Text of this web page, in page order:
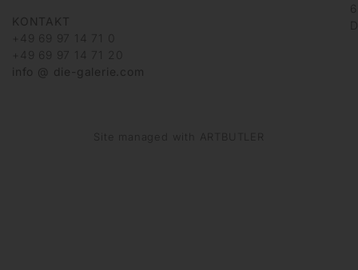
KONTAKT
+49 69 97 14 71 0
+49 69 97 14 71 20
info @ die-galerie.com
Site managed with ARTBUTLER